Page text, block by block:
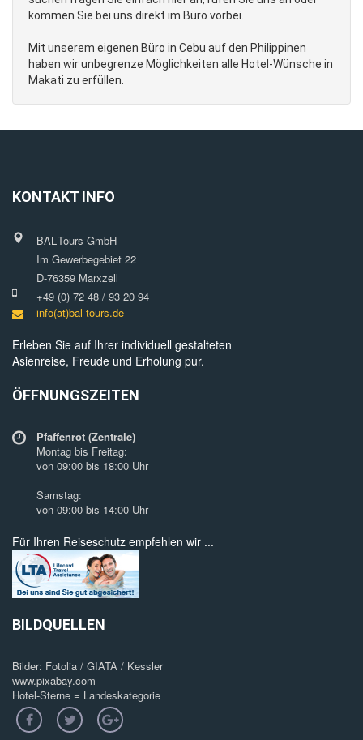
kommen Sie bei uns direkt im Büro vorbei.
Mit unserem eigenen Büro in Cebu auf den Philippinen
haben wir unbegrenze Möglichkeiten alle Hotel-Wünsche in
Makati zu erfüllen.
KONTAKT INFO
BAL-Tours GmbH
Im Gewerbegebiet 22
D-76359 Marxzell
+49 (0) 72 48 / 93 20 94
info(at)bal-tours.de
Erleben Sie auf Ihrer individuell gestalteten
Asienreise, Freude und Erholung pur.
ÖFFNUNGSZEITEN
Pfaffenrot (Zentrale)
Montag bis Freitag:
von 09:00 bis 18:00 Uhr
Samstag:
von 09:00 bis 14:00 Uhr
Für Ihren Reiseschutz empfehlen wir ...
BILDQUELLEN
Bilder: Fotolia / GIATA / Kessler
www.pixabay.com
Hotel-Sterne = Landeskategorie